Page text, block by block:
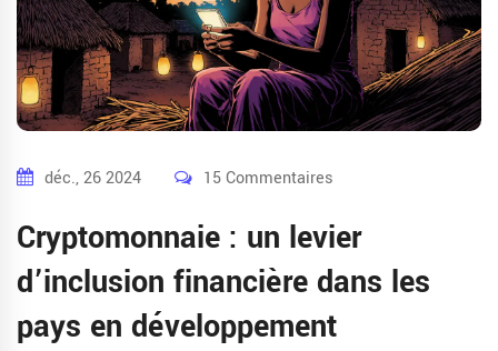
déc., 26 2024 15 Commentaires
Cryptomonnaie : un levier
d’inclusion financière dans les
pays en développement